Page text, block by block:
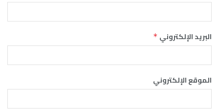
البريد الإلكتروني *
الموقع الإلكتروني